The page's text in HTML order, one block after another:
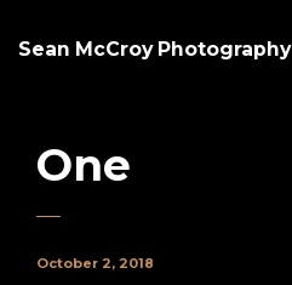
Sean McCroy Photography
One
October 2, 2018